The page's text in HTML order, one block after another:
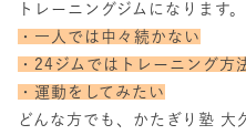
トレーニングジムになります。
・一人では中々続かない
・24ジムではトレーニング方
・運動をしてみたい
どんな方でも、かたぎり塾 大